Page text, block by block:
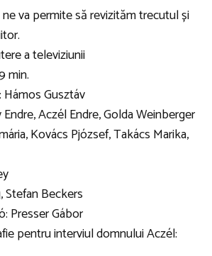
va permite să revizităm trecutul și
a televiziunii
min.
Gusztáv
Aczél Endre, Golda Weinberger
Kovács Pjózsef, Takács Marika,
Stefan Beckers
Presser Gábor
pentru interviul domnului Aczél: